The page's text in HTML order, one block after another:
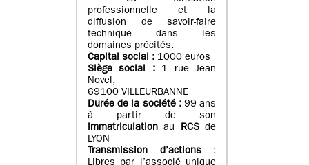
professionnelle et la
diffusion de savoir-faire
technique dans les
domaines précités.
Capital social : 1000 euros
Siège social :1 rue Jean
Novel,
69100 VILLEURBANNE
Durée de la société :99 ans
à partir de son
immatriculation au RCSde
LYON
Transmission d’actions: